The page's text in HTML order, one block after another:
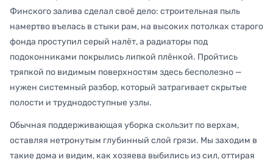
Финского залива сделал своё дело: строительная пыль
намертво въелась в стыки рам, на высоких потолках старого
фонда проступил серый налёт, а радиаторы под
подоконниками покрылись липкой плёнкой. Пройтись
тряпкой по видимым поверхностям здесь бесполезно —
нужен системный разбор, который затрагивает скрытые
полости и труднодоступные узлы.
Обычная поддерживающая уборка скользит по верхам,
оставляя нетронутым глубинный слой грязи. Мы заходим в
такие дома и видим, как хозяева выбились из сил, оттирая